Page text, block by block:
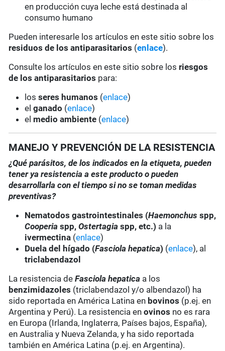
en producción cuya leche está destinada al
consumo humano
Pueden interesarle los artículos en este sitio sobre los
residuos de los antiparasitarios (enlace).
Consulte los artículos en este sitio sobre los riesgos
de los antiparasitarios para:
losseres humanos (enlace)
elganado (enlace)
el medio ambiente (enlace)
MANEJO Y PREVENCIÓN DE LA RESISTENCIA
¿Qué parásitos, de los indicados en la etiqueta, pueden
tener ya resistencia a este producto o pueden
desarrollarla con el tiempo si no se toman medidas
preventivas?
Nematodos gastrointestinales (Haemonchus spp,
Cooperia spp,Ostertagia spp, etc.) a la
ivermectina (enlace)
Duela del hígado (Fasciola hepatica) (enlace), al
triclabendazol
La resistencia deFasciola hepatica a los
benzimidazoles (triclabendazol y/o albendazol) ha
sido reportada en América Latina en bovinos (p.ej. en
Argentina y Perú). La resistencia enovinos no es rara
en Europa (Irlanda, Inglaterra, Países bajos, España),
en Australia y Nueva Zelanda, y ha sido reportada
también en América Latina (p.ej. en Argentina).